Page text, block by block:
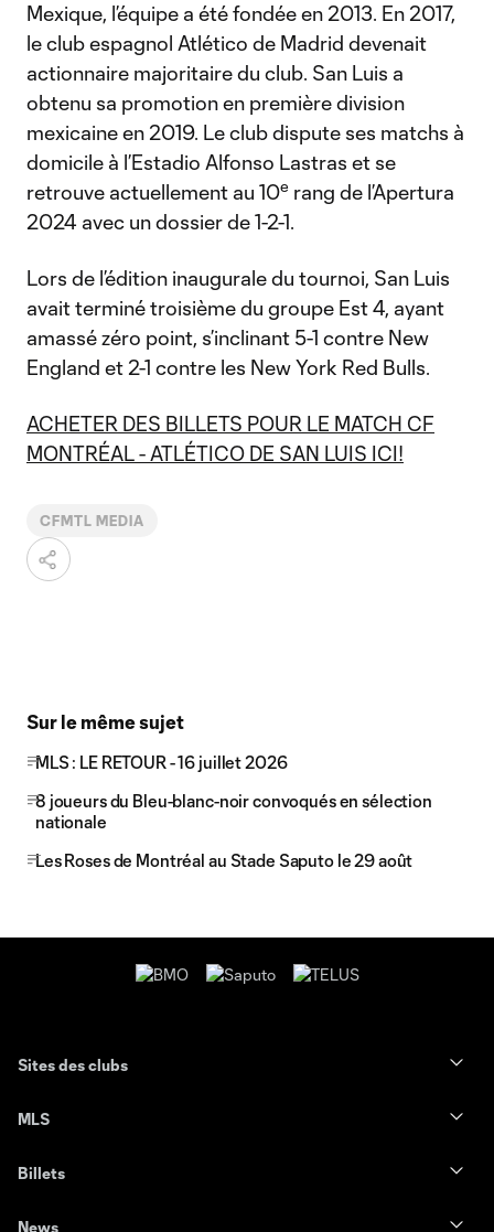
Mexique, l’équipe a été fondée en 2013. En 2017,
le club espagnol Atlético de Madrid devenait
actionnaire majoritaire du club. San Luis a
obtenu sa promotion en première division
mexicaine en 2019. Le club dispute ses matchs à
domicile à l’Estadio Alfonso Lastras et se
retrouve actuellement au 10e rang de l’Apertura
2024 avec un dossier de 1-2-1.
Lors de l’édition inaugurale du tournoi, San Luis
avait terminé troisième du groupe Est 4, ayant
amassé zéro point, s’inclinant 5-1 contre New
England et 2-1 contre les New York Red Bulls.
ACHETER DES BILLETS POUR LE MATCH CF
MONTRÉAL - ATLÉTICO DE SAN LUIS ICI!
CFMTL MEDIA
Sur le même sujet
MLS : LE RETOUR - 16 juillet 2026
8 joueurs du Bleu-blanc-noir convoqués en sélection
nationale
Les Roses de Montréal au Stade Saputo le 29 août
Sites des clubs
MLS
Billets
News